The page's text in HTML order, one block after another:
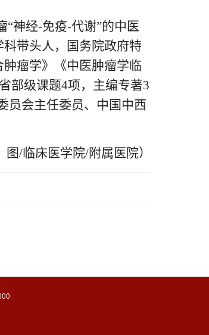
神经-免疫-代谢”的中医
带头人，国务院政府特
瘤学》《中医肿瘤学临
部级课题4项，主编专著3
员会主任委员、中国中西
图/临床医学院/附属医院）